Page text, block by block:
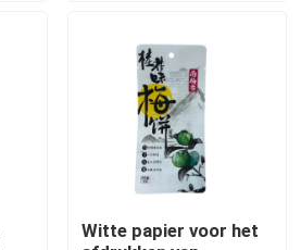
Witte papier voor het